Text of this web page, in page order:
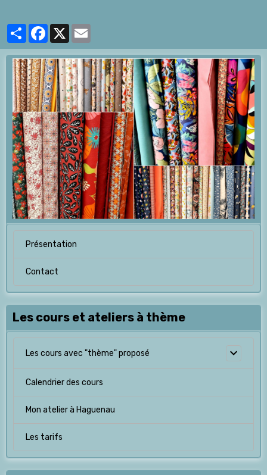
PartagerFacebook
Présentation
Contact
Les cours et ateliers à thème
Les cours avec "thème" proposé
Calendrier des cours
Mon atelier à Haguenau
Les tarifs